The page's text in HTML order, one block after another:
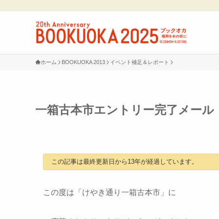
ホーム BOOKUOKA 2013 イベント補足＆レポート
一箱古本市エントリー完了メール
この記事は最終更新日から13年が経過しています。
この度は「けやき通り一箱古本市」に